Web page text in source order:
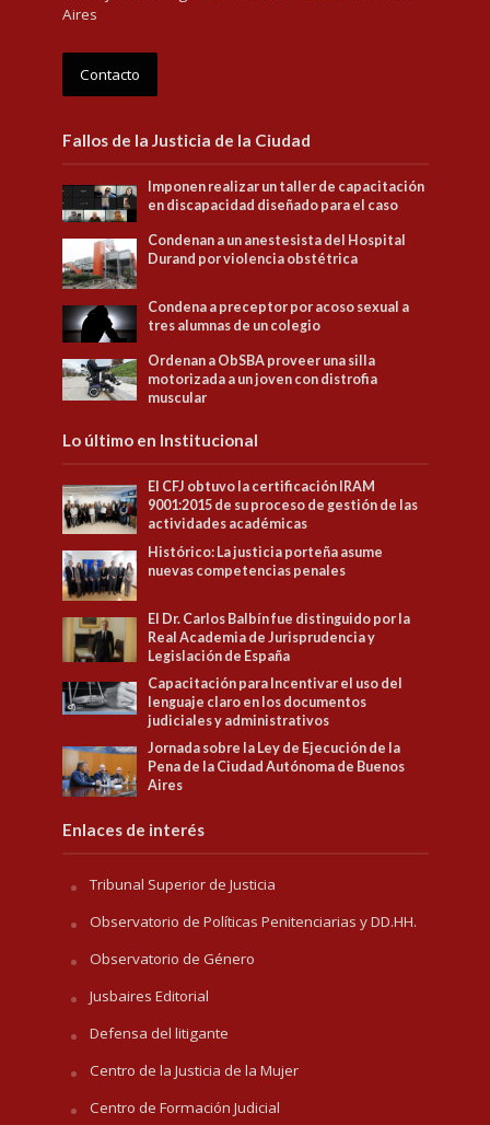
Aires
Contacto
Fallos de la Justicia de la Ciudad
Imponen realizar un taller de capacitación
en discapacidad diseñado para el caso
Condenan a un anestesista del Hospital
Durand por violencia obstétrica
Condena a preceptor por acoso sexual a
tres alumnas de un colegio
Ordenan a ObSBA proveer una silla
motorizada a un joven con distrofia
muscular
Lo último en Institucional
El CFJ obtuvo la certificación IRAM
9001:2015 de su proceso de gestión de las
actividades académicas
Histórico: La justicia porteña asume
nuevas competencias penales
El Dr. Carlos Balbín fue distinguido por la
Real Academia de Jurisprudencia y
Legislación de España
Capacitación para Incentivar el uso del
lenguaje claro en los documentos
judiciales y administrativos
Jornada sobre la Ley de Ejecución de la
Pena de la Ciudad Autónoma de Buenos
Aires
Enlaces de interés
Tribunal Superior de Justicia
Observatorio de Políticas Penitenciarias y DD.HH.
Observatorio de Género
Jusbaires Editorial
Defensa del litigante
Centro de la Justicia de la Mujer
Centro de Formación Judicial